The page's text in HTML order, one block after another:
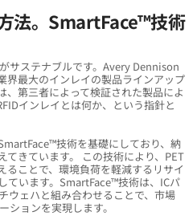
法。SmartFace™技術
サステナブルです。Avery Dennison
界最大のインレイの製品ラインアップ
、第三者によって検証された製品によ
インレイとは何か、という指針と
技術を基礎にしており、納
てきています。 この技術により、PET
ることで、環境負荷を軽減するリサイ
ています。SmartFace™技術は、ICパ
ウェハと組み合わせることで、市場
ションを実現します。